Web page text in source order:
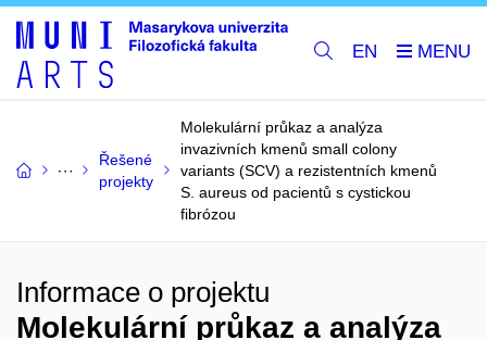
EN
Řešené
projekty
Molekulární průkaz a analýza
invazivních kmenů small colony
variants (SCV) a rezistentních kmenů
S. aureus od pacientů s cystickou
fibrózou
Informace o projektu
Molekulární průkaz a analýza